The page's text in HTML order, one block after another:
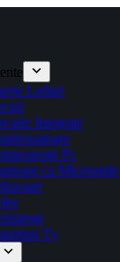
Leduri
Integrate
Pc
cu Microunde
Tv